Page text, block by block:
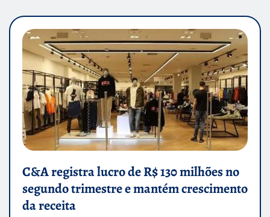
C&A registra lucro de R$ 130 milhões no
segundo trimestre e mantém crescimento
da receita